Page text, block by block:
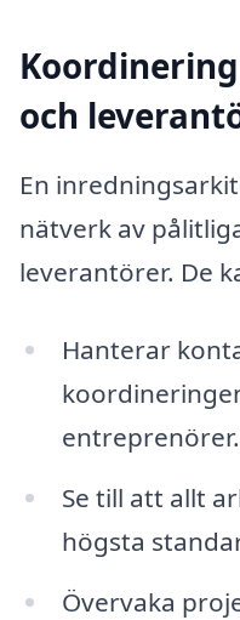
och
En
nätverk av
leverantörer. De
Hanterar
entreprenörer.
Se till att allt
högsta
Övervaka